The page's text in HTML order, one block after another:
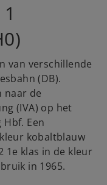
van verschillende
(DB).
naar de
(IVA) op het
Een
kobaltblauw
1e klas in de kleur
in 1965.